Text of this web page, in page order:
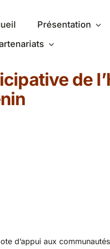
Présentation
de
d’appui aux